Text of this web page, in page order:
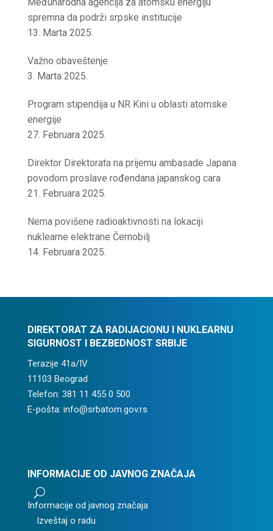
spremna da podrži srpske institucije
13. Marta 2025.
Važno obaveštenje
3. Marta 2025.
Program stipendija u NR Kini u oblasti atomske
energije
27. Februara 2025.
Direktor Direktorata na prijemu ambasade Japana
povodom proslave rođendana japanskog cara
21. Februara 2025.
Nema povišene radioaktivnosti na lokaciji
nuklearne elektrane Černobilj
14. Februara 2025.
DIREKTORAT ZA RADIJACIONU I NUKLEARNU
SIGURNOST I BEZBEDNOST SRBIJE
Terazije 41a/IV
11103 Beograd
Telefon: 381 11 455 0 500
E-pošta: info@srbatom.gov.rs
INFORMACIJE OD JAVNOG ZNAČAJA
U
Informacije od javnog značaja
Izveštaj o radu